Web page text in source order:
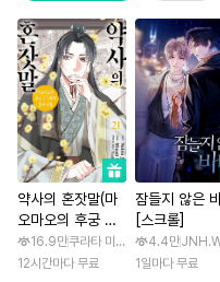
약사의 혼잣말(마
오마오의 후궁 수
수께끼 풀이수첩)
16.9만쿠라타 미노지 / 휴우가 나츠
12시간마다 무료
잠들지 않은
[스크롤]
4.4만
1일마다 무료